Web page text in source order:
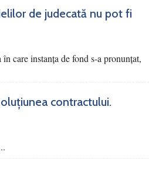
de judecată nu pot fi
care instanța de fond s-a pronunțat,
contractului.